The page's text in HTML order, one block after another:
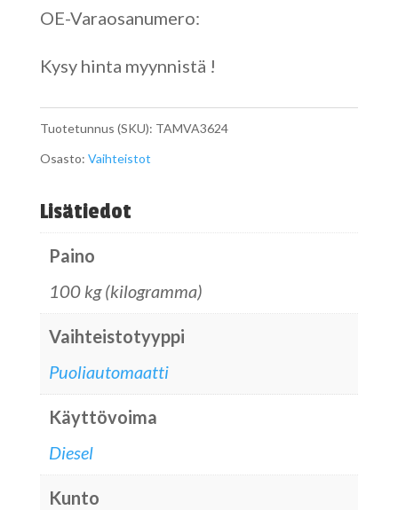
OE-Varaosanumero:
Kysy hinta myynnistä !
Tuotetunnus (SKU): TAMVA3624
Osasto: Vaihteistot
Lisätiedot
Paino
100 kg (kilogramma)
Vaihteistotyyppi
Puoliautomaatti
Käyttövoima
Diesel
Kunto